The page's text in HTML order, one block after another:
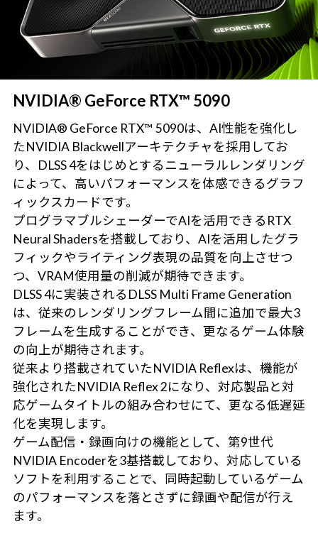
NVIDIA® GeForce RTX™ 5090
NVIDIA® GeForce RTX™ 5090は、AI性能を強化し
たNVIDIA Blackwellアーキテクチャを採用してお
り、DLSS 4をはじめとするニューラルレンダリング
によって、高いパフォーマンスを体感できるグラフ
ィックスカードです。
プログラマブルシェーダーでAIを活用できるRTX
Neural Shadersを搭載しており、AIを活用したグラ
フィックやライティング表現の品質を向上させつ
つ、VRAM使用量の削減が期待できます。
DLSS 4に実装されるDLSS Multi Frame Generation
は、従来のレンダリングフレーム間に追加で最大3
フレームを生成することができ、更なるゲーム体験
の向上が期待されます。
従来より搭載されていたNVIDIA Reflexは、機能が
強化されたNVIDIA Reflex 2になり、対応製品と対
応ゲームタイトルの組み合わせにて、更なる低遅延
化を実現します。
ゲーム配信・録画向けの機能として、第9世代
NVIDIA Encoderを3基搭載しており、対応している
ソフトを利用することで、同時起動しているゲーム
のパフォーマンスを落とさずに録画や配信が行え
ます。